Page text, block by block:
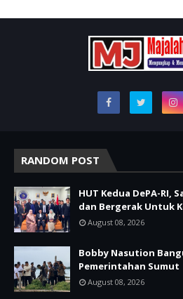
RANDOM POST
HUT Kedua DePA-RI,
dan Bergerak Untuk
August 08, 2026
Bobby Nasution
Pemerintahan Sumut
August 08, 2026